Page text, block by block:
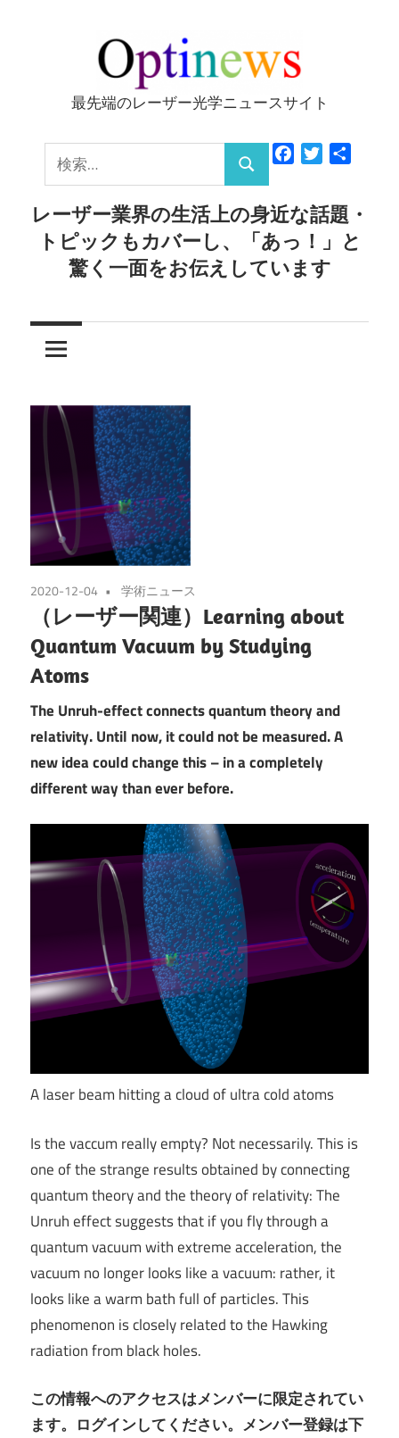
ッ
Optinews
最先端のレーザー光学ニュースサイト
索:
検
索
FacebookTwitter
レーザー業界の生活上の身近な話題・
トピックもカバーし、「あっ！」と
驚く一面をお伝えしています
2020-12-04 学術ニュース
（レーザー関連）Learning about
Quantum Vacuum by Studying
Atoms
The Unruh-effect connects quantum theory and
relativity. Until now, it could not be measured. A
new idea could change this – in a completely
different way than ever before.
A laser beam hitting a cloud of ultra cold atoms
Is the vaccum really empty? Not necessarily. This is
one of the strange results obtained by connecting
quantum theory and the theory of relativity: The
Unruh effect suggests that if you fly through a
quantum vacuum with extreme acceleration, the
vacuum no longer looks like a vacuum: rather, it
looks like a warm bath full of particles. This
phenomenon is closely related to the Hawking
radiation from black holes.
この情報へのアクセスはメンバーに限定されてい
ます。ログインしてください。メンバー登録は下